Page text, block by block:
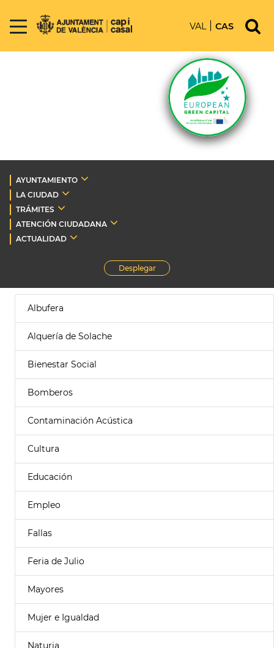
VAL CAS
AYUNTAMIENTO
LA CIUDAD
TRÁMITES
ATENCIÓN CIUDADANA
ACTUALIDAD
Desplegar
Albufera
Alquería de Solache
Bienestar Social
Bomberos
Contaminación Acústica
Cultura
Educación
Empleo
Fallas
Feria de Julio
Mayores
Mujer e Igualdad
Naturia